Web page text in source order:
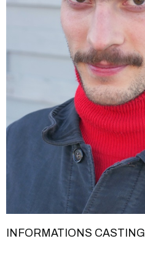
INFORMATIONS CASTING